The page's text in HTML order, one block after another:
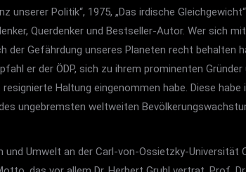
unserer Politik“, 1975, „Das irdische
Querdenker und Bestseller-Autor. Wer sich
der Gefährdung unseres Planeten recht behalten
er der ÖDP, sich zu ihrem prominenten
Haltung eingenommen habe. Diese
ungebremsten weltweiten
Umwelt an der Carl-von-Ossietzky-Universität